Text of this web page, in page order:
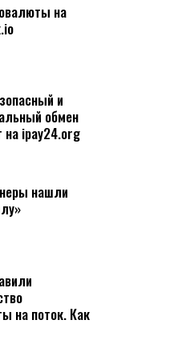
на
и
обмен
на ipay24.org
нашли
на поток. Как